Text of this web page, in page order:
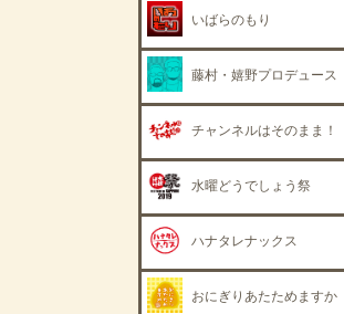
いばらのもり
藤村・嬉野プロデュース
チャンネルはそのまま！
水曜どうでしょう祭
ハナタレナックス
おにぎりあたためますか